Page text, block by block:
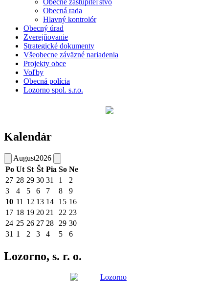
Obecná rada
Hlavný kontrolór
Obecný úrad
Zverejňovanie
Strategické dokumenty
Všeobecne záväzné nariadenia
Projekty obce
Voľby
Obecná polícia
Lozorno spol. s.r.o.
Kalendár
August2026
Po Ut St Št Pia So Ne
27 28 29 30 31 1
2
3
4 5 6 7 8
9
10 11 12 13 14 15 16
17 18 19 20 21 22 23
24 25 26 27 28 29 30
31 1 2 3 4 5 6
Lozorno, s. r. o.